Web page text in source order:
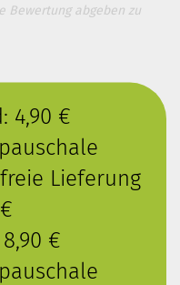
Bewertung abgeben zu
4,90 €
Lieferung
€